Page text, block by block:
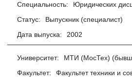
Специальность:
Юридических
Статус:
Выпускник (специалист)
Дата выпуска:
2002
Университет:
МТИ (МосТех)
Факультет:
Факультет техники и